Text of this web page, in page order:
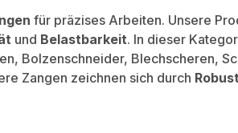
für präzises Arbeiten. Unsere
und Belastbarkeit. In dieser
Bolzenschneider, Blechscheren,
Zangen zeichnen sich durch